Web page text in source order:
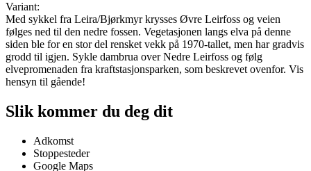
Variant:
Med sykkel fra Leira/Bjørkmyr krysses Øvre Leirfoss og veien
følges ned til den nedre fossen. Vegetasjonen langs elva på denne
siden ble for en stor del rensket vekk på 1970-tallet, men har gradvis
grodd til igjen. Sykle dambrua over Nedre Leirfoss og følg
elvepromenaden fra kraftstasjonsparken, som beskrevet ovenfor. Vis
hensyn til gående!
Slik kommer du deg dit
Adkomst
Stoppesteder
Google Maps